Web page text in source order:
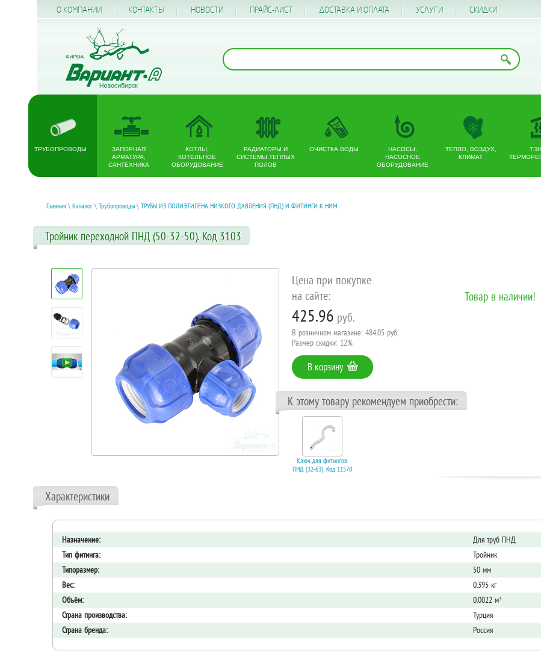
О КОМПАНИИ КОНТАКТЫ НОВОСТИ ПРАЙС-ЛИСТ ДОСТАВКА И ОПЛАТА УСЛУГИ CКИДКИ
ТРУБОПРОВОДЫ
ЗАПОРНАЯ
АРМАТУРА,
САНТЕХНИКА
КОТЛЫ,
КОТЕЛЬНОЕ
ОБОРУДОВАНИЕ
РАДИАТОРЫ И
СИСТЕМЫ ТЕПЛЫХ
ПОЛОВ
ОЧИСТКА ВОДЫ
НАСОСЫ,
НАСОСНОЕ
ОБОРУДОВАНИЕ
ТЕПЛО, ВОЗДУХ,
КЛИМАТ
Главная \ Каталог \ Трубопроводы \ ТРУБЫ ИЗ ПОЛИЭТИЛЕНА НИЗКОГО ДАВЛЕНИЯ (ПНД) И ФИТИНГИ К НИМ
Тройник переходной ПНД (50-32-50). Код 3103
Товар в наличии!
Цена при покупке
на сайте:
425.96 руб.
В розничном магазине: 484.05 руб.
Размер скидки: 12%
В корзину
К этому товару рекомендуем приобрести:
Ключ для фитингов
ПНД (32-63). Код 11570
Характеристики
Назначение:
Для труб ПНД
Тип фитинга:
Тройник
Типоразмер:
50 мм
Вес:
0.395 кг
Объём:
0.0022 м³
Страна производства:
Турция
Страна бренда:
Россия